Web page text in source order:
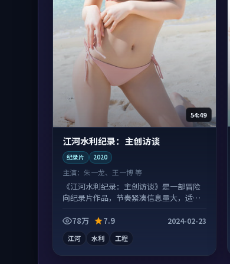
54:49
江河水利纪录：主创访谈
纪录片 2020
主演： 朱一龙、王一博 等
《江河水利纪录：主创访谈》是一部冒险
向纪录片作品，节奏紧凑信息量大，适合
78万
7.9 2024-02-23
江河 水利 工程